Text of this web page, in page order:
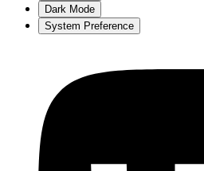
Dark Mode
System Preference